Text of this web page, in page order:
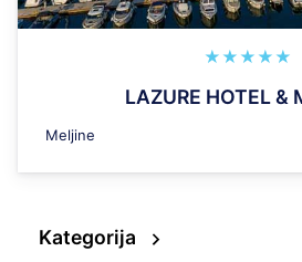
★★★★★
LAZURE HOTEL &
Meljine
Kategorija